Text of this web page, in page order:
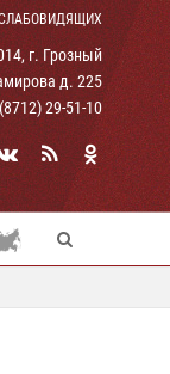
г. Грозный
д. 225
29-51-10